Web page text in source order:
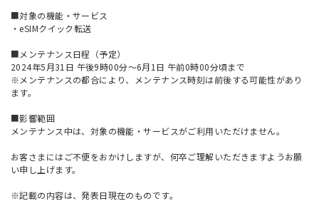
■対象の機能・サービス
・eSIMクイック転送
■メンテナンス日程（予定）
2024年5月31日 午後9時00分～6月1日 午前0時00分頃まで
※メンテナンスの都合により、メンテナンス時刻は前後する可能性があり
ます。
■影響範囲
メンテナンス中は、対象の機能・サービスがご利用いただけません。
お客さまにはご不便をおかけしますが、何卒ご理解いただきますようお願
い申し上げます。
※記載の内容は、発表日現在のものです。